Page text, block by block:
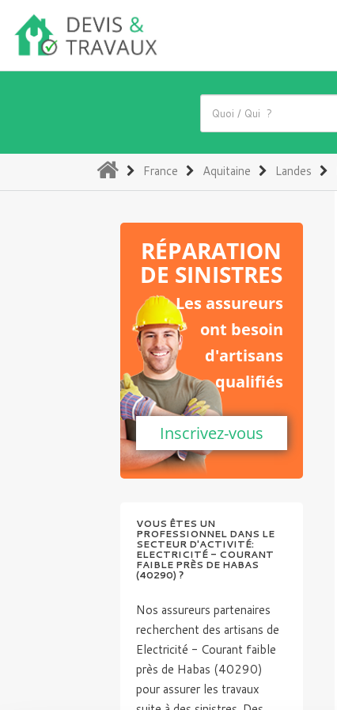
(current)
France Aquitaine Landes
RÉPARATION
DE SINISTRES
Les assureurs
ont besoin
d'artisans
qualifiés
Inscrivez-vous
VOUS ÊTES UN
PROFESSIONNEL DANS LE
SECTEUR D'ACTIVITÉ:
ELECTRICITÉ - COURANT
FAIBLE PRÈS DE HABAS
(40290) ?
Nos assureurs partenaires
recherchent des artisans de
Electricité - Courant faible
près de Habas (40290)
pour assurer les travaux